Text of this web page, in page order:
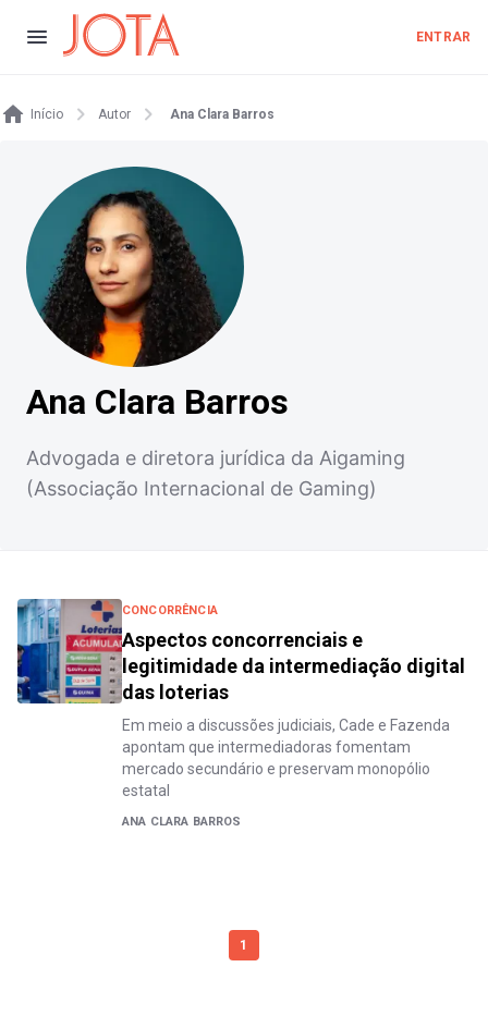
ENTRAR
Início Autor Ana Clara Barros
Ana Clara Barros
Advogada e diretora jurídica da Aigaming
(Associação Internacional de Gaming)
CONCORRÊNCIA
Aspectos concorrenciais e
legitimidade da intermediação digital
das loterias
Em meio a discussões judiciais, Cade e Fazenda
apontam que intermediadoras fomentam
mercado secundário e preservam monopólio
estatal
ANA CLARA BARROS
1